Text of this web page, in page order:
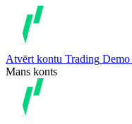
Atvērt kontu Trading Demo
Mans konts